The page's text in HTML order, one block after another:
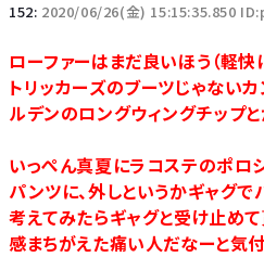
152: 2020/06/26(金) 15:15:35.850
ローファーはまだ良いほう（軽快
トリッカーズのブーツじゃないカ
ルデンのロングウィングチップ
いっぺん真夏にラコステのポロ
パンツに、外しというかギャグ
考えてみたらギャグと受け止め
感まちがえた痛い人だなーと気